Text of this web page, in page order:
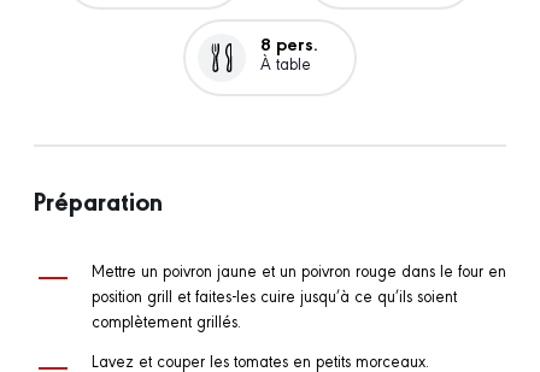
8 pers.
À table
Préparation
Mettre un poivron jaune et un poivron rouge dans le four en
position grill et faites-les cuire jusqu’à ce qu’ils soient
complètement grillés.
Lavez et couper les tomates en petits morceaux.